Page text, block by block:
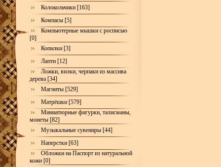
Колокольчики [163]
Компасы [5]
Компьютерные мышки с росписью
[0]
Копилки [3]
Лапти [12]
Ложки, вилки, черпаки из массива
дерева [34]
Магниты [529]
Матрёшки [579]
Миниатюрные фигурки, талисманы,
монеты [82]
Музыкальные сувениры [44]
Наперстки [63]
Обложки на Паспорт из натуральной
кожи [0]